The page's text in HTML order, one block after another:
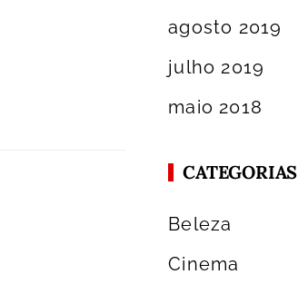
agosto 2019
julho 2019
maio 2018
CATEGORIAS
Beleza
Cinema